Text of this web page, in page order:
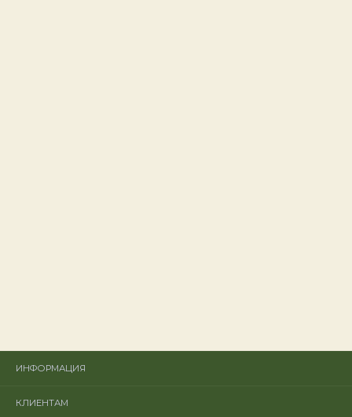
ИНФОРМАЦИЯ
Каталог
КЛИЕНТАМ